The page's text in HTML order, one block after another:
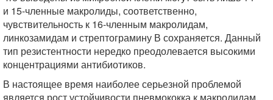
и 15-членные макролиды, соответственно,
чувствительность к 16-членным макролидам,
линкозамидам и стрептограмину В сохраняется. Данный
тип резистентности нередко преодолевается высокими
концентрациями антибиотиков.
В настоящее время наиболее серьезной проблемой